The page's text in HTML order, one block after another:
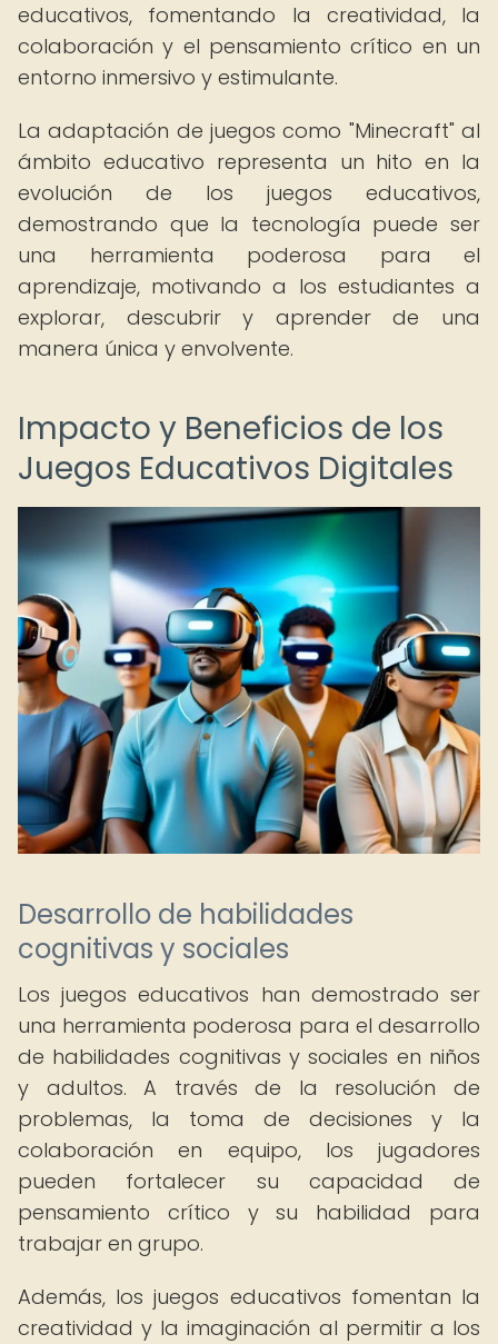
educativos, fomentando la creatividad, la
colaboración y el pensamiento crítico en un
entorno inmersivo y estimulante.
La adaptación de juegos como "Minecraft" al
ámbito educativo representa un hito en la
evolución de los juegos educativos,
demostrando que la tecnología puede ser
una herramienta poderosa para el
aprendizaje, motivando a los estudiantes a
explorar, descubrir y aprender de una
manera única y envolvente.
Impacto y Beneficios de los
Juegos Educativos Digitales
Desarrollo de habilidades
cognitivas y sociales
Los juegos educativos han demostrado ser
una herramienta poderosa para el desarrollo
de habilidades cognitivas y sociales en niños
y adultos. A través de la resolución de
problemas, la toma de decisiones y la
colaboración en equipo, los jugadores
pueden fortalecer su capacidad de
pensamiento crítico y su habilidad para
trabajar en grupo.
Además, los juegos educativos fomentan la
creatividad y la imaginación al permitir a los